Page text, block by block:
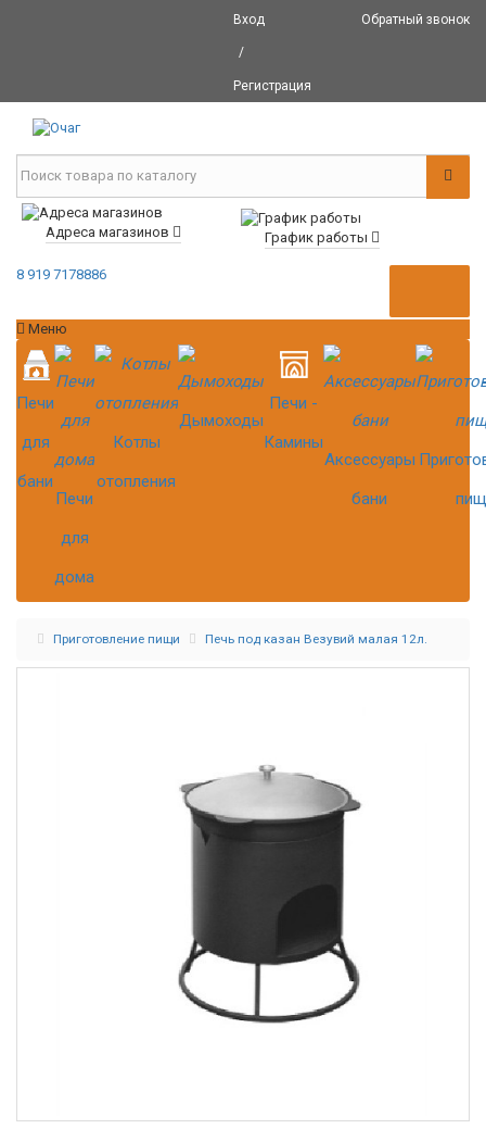
Вход
/
Регистрация
Обратный звонок
Адреса магазинов График работы
8 919 7178886
Меню
Печи
для
бани
Печи
для
дома
Котлы
отопления
Дымоходы
Печи -
Камины
Аксессуары
бани
Приготовление пищи Печь под казан Везувий малая 12л.